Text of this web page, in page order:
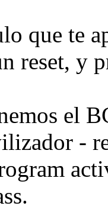
que te
reset, y
el
-